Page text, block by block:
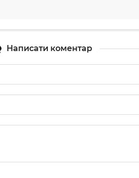
Написати коментар